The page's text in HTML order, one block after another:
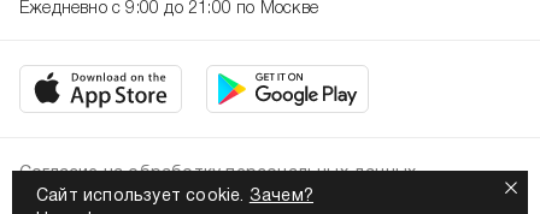
Сайт использует cookie. Зачем?
Ежедневно с 9:00 до 21:00 по Москве
Политика конфиденциальности
Согласие на обработку персональных данных